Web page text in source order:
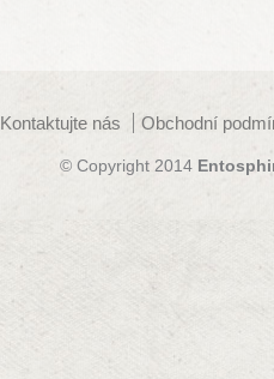
Kontaktujte nás Obchodní
© Copyright 2014